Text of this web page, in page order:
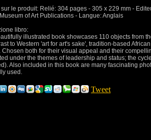
sur le produit: Relié: 304 pages - 305 x 229 mm -
of Art Publications - Langue: Anglais
libro:
illustrated book showcases 110 objects from
to Western 'art for art's sake', tradition-based
Chosen both for their visual appeal and their
under the themes of leadership and status; the
Also included in this book are many fascinating
used.
Tweet